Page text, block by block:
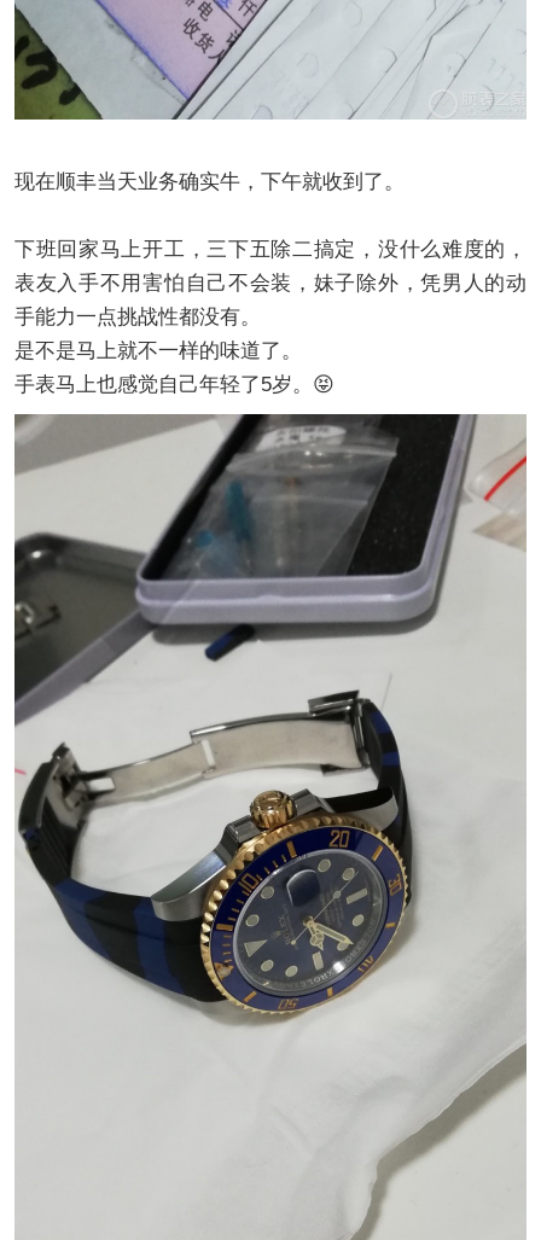
现在顺丰当天业务确实牛，下午就收到了。
下班回家马上开工，三下五除二搞定，没什么难度的，
表友入手不用害怕自己不会装，妹子除外，凭男人的动
手能力一点挑战性都没有。
是不是马上就不一样的味道了。
手表马上也感觉自己年轻了5岁。😝